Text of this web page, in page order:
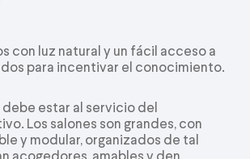
con luz natural y un fácil acceso a
para incentivar el conocimiento.
estar al servicio del
Los salones son grandes, con
y modular, organizados de tal
acogedores, amables y den